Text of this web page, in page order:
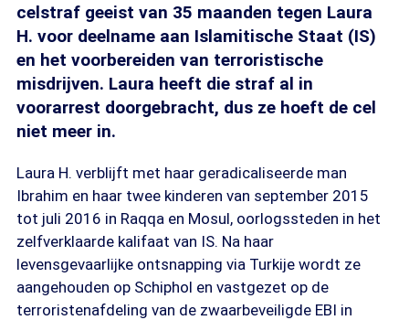
celstraf geeist van 35 maanden tegen Laura
H. voor deelname aan Islamitische Staat (IS)
en het voorbereiden van terroristische
misdrijven. Laura heeft die straf al in
voorarrest doorgebracht, dus ze hoeft de cel
niet meer in.
Laura H. verblijft met haar geradicaliseerde man
Ibrahim en haar twee kinderen van september 2015
tot juli 2016 in Raqqa en Mosul, oorlogssteden in het
zelfverklaarde kalifaat van IS. Na haar
levensgevaarlijke ontsnapping via Turkije wordt ze
aangehouden op Schiphol en vastgezet op de
terroristenafdeling van de zwaarbeveiligde EBI in